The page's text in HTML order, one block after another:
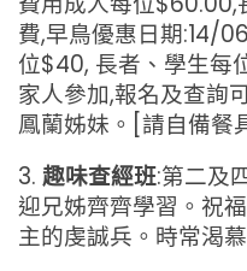
費,早鳥優惠日期:14/
位$40, 長者、學生每
家人參加,報名及查詢
鳳蘭姊妹。[請自備餐
3. 趣味查經班:第二及
迎兄姊齊齊學習。祝
主的虔誠兵。時常渴